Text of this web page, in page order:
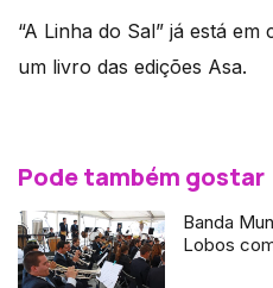
“A Linha do Sal” já está
um livro das edições Asa.
Pode também gostar
Banda
Lobos